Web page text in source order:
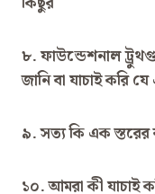
৮. ফাউন্ডেশনাল
জানি বা যাচাই করি
৯. সত্য কি এক স্তরের
১০. আমরা কী যাচাই